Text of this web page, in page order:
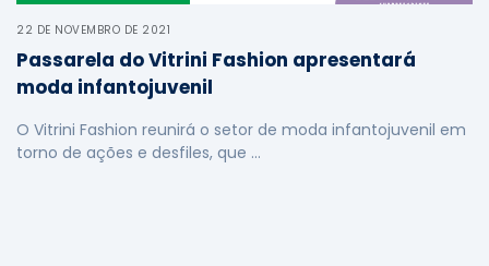
22 DE NOVEMBRO DE 2021
Passarela do Vitrini Fashion apresentará
moda infantojuvenil
O Vitrini Fashion reunirá o setor de moda infantojuvenil em
torno de ações e desfiles, que …